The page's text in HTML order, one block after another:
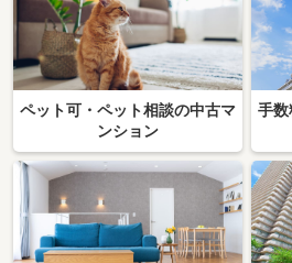
ペット可・ペット相談の中古マ
ンション
手